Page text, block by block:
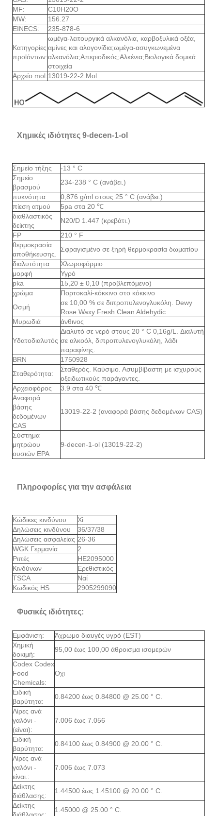
MF:
C10H20O
MW:
156.27
EINECS:
235-878-6
Κατηγορίες
προϊόντων:
ωμέγα-λειτουργικά αλκανόλια, καρβοξυλικά οξέα,
αμίνες και αλογονίδια;ωμέγα-ασυγκωνεμένα
αλκανόλια;Απεριοδικός;Αλκένια;Βιολογικά δομικά
στοιχεία
Αρχείο mol:13019-22-2.Mol
Χημικές ιδιότητες 9-decen-1-ol
Σημείο τήξης
-13 ° C
Σημείο
βρασμού
234-238 ° C (ανάβει.)
πυκνότητα
0,876 g/ml στους 25 ° C (ανάβει.)
πίεση ατμού
5pa στα 20 ℃
διαθλαστικός
δείκτης
N20/D 1.447 (κρεβάτι.)
FP
210 ° F
θερμοκρασία
αποθήκευσης.
Σφραγισμένο σε ξηρή θερμοκρασία δωματίου
διαλυτότητα
Χλωροφόρμιο
μορφή
Υγρό
pka
15,20 ± 0,10 (προβλεπόμενο)
χρώμα
Πορτοκαλί-κόκκινο στο κόκκινο
Οσμή
σε 10,00 % σε διπροπυλενογλυκόλη. Dewy
Rose Waxy Fresh Clean Aldehydic
Μυρωδιά
άνθινος
Υδατοδιαλυτός
Διαλυτό σε νερό στους 20 ° C 0,16g/L. Διαλυτή
σε αλκοόλ, διπροπυλενογλυκόλη, λάδι
παραφίνης.
BRN
1750928
Σταθερότητα:
Σταθερός. Καύσιμο. Ασυμβίβαστη με ισχυρούς
οξειδωτικούς παράγοντες.
Αρχειοφόρος
3.9 στα 40 ℃
Αναφορά
βάσης
δεδομένων
CAS
13019-22-2 (αναφορά βάσης δεδομένων CAS)
Σύστημα
μητρώου
ουσιών EPA
9-decen-1-ol (13019-22-2)
Πληροφορίες για την ασφάλεια
Κώδικες κινδύνου
Xi
Δηλώσεις κινδύνου
36/37/38
Δηλώσεις ασφαλείας 26-36
WGK Γερμανία
2
Ριπές
HE2095000
Κινδύνων
Ερεθιστικός
TSCA
Ναί
Κωδικός HS
2905299090
Φυσικές ιδιότητες:
Εμφάνιση:
Άχρωμο διαυγές υγρό (EST)
Χημική
δοκιμή:
95,00 έως 100,00 άθροισμα ισομερών
Codex Codex
Food
Chemicals:
Οχι
Ειδική
βαρύτητα:
0.84200 έως 0.84800 @ 25.00 ° C.
Λίρες ανά
γαλόνι -
(είναι):
7.006 έως 7.056
Ειδική
βαρύτητα:
0.84100 έως 0.84900 @ 20.00 ° C.
Λίρες ανά
γαλόνι -
είναι.:
7.006 έως 7.073
Δείκτης
διάθλασης:
1.44500 έως 1.45100 @ 20.00 ° C.
Δείκτης
1.45000 @ 25.00 ° C.